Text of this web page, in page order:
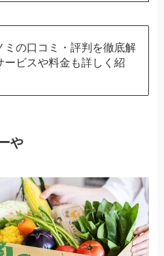
ミの口コミ・評判を徹底解
ービスや料金も詳しく紹
や